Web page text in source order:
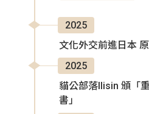
2025
文化外交前進日本
2025
貓公部落Ilisin 頒「
書」